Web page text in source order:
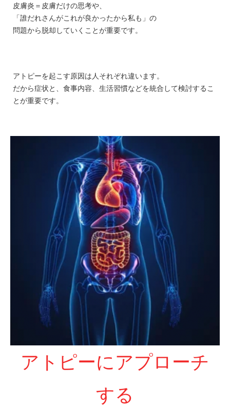
皮膚炎＝皮膚だけの思考や、
「誰だれさんがこれが良かったから私も」の
問題から脱却していくことが重要です。
アトピーを起こす原因は人それぞれ違います。
だから症状と、食事内容、生活習慣などを統合して検討するこ
とが重要です。
アトピーにアプローチ
する